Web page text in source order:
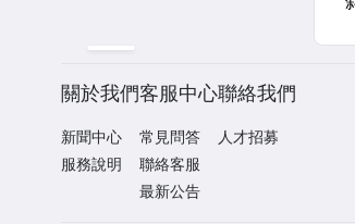
關於我們
新聞中心
服務說明
客服中心
常見問答
聯絡客服
最新公告
聯絡我們
人才招募